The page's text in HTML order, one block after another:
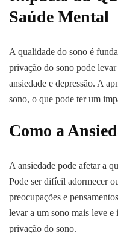
Saúde Mental
A qualidade do sono é
privação do sono pode
ansiedade e depressão. A
sono, o que pode ter um
Como a
A ansiedade pode afetar a
Pode ser difícil adormecer
preocupações e
levar a um sono mais leve
privação do sono.